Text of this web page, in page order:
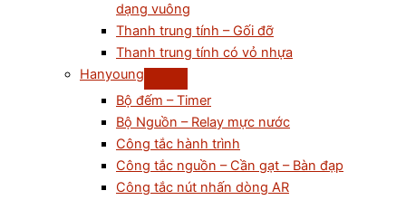
dạng vuông
Thanh trung tính – Gối đỡ
Thanh trung tính có vỏ nhựa
Hanyoung
Bộ đếm – Timer
Bộ Nguồn – Relay mực nước
Công tắc hành trình
Công tắc nguồn – Cần gạt – Bàn đạp
Công tắc nút nhấn dòng AR